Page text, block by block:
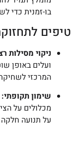
בו-זמנית כדי
טיפים
ניקוי מסילות
ועלים באופן
המרכזי
שימון תקופתי:
מכלולים על
על תנועה